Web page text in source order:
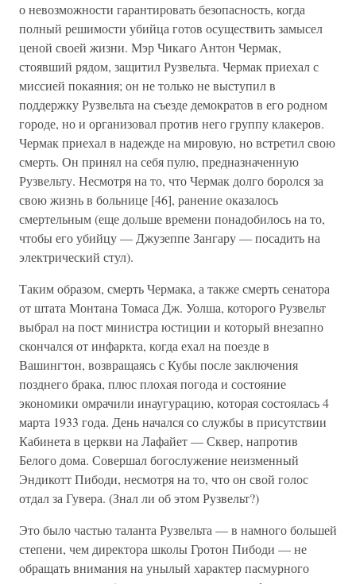
о невозможности гарантировать безопасность, когда
полный решимости убийца готов осуществить замысел
ценой своей жизни. Мэр Чикаго Антон Чермак,
стоявший рядом, защитил Рузвельта. Чермак приехал с
миссией покаяния; он не только не выступил в
поддержку Рузвельта на съезде демократов в его родном
городе, но и организовал против него группу клакеров.
Чермак приехал в надежде на мировую, но встретил свою
смерть. Он принял на себя пулю, предназначенную
Рузвельту. Несмотря на то, что Чермак долго боролся за
свою жизнь в больнице [46], ранение оказалось
смертельным (еще дольше времени понадобилось на то,
чтобы его убийцу — Джузеппе Зангару — посадить на
электрический стул).
Таким образом, смерть Чермака, а также смерть сенатора
от штата Монтана Томаса Дж. Уолша, которого Рузвельт
выбрал на пост министра юстиции и который внезапно
скончался от инфаркта, когда ехал на поезде в
Вашингтон, возвращаясь с Кубы после заключения
позднего брака, плюс плохая погода и состояние
экономики омрачили инаугурацию, которая состоялась 4
марта 1933 года. День начался со службы в присутствии
Кабинета в церкви на Лафайет — Сквер, напротив
Белого дома. Совершал богослужение неизменный
Эндикотт Пибоди, несмотря на то, что он свой голос
отдал за Гувера. (Знал ли об этом Рузвельт?)
Это было частью таланта Рузвельта — в намного большей
степени, чем директора школы Гротон Пибоди — не
обращать внимания на унылый характер пасмурного